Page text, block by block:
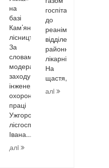
на
базі
Кам’яницького
лісництва.
За
словами
модератора
заходу,
інженера
охорони
праці
Ужгородського
лісгоспу
Івана...
далi
госпіталізували
до
реанімаційного
відділення
районної
лікарні.
На
щастя,...
Читати далi